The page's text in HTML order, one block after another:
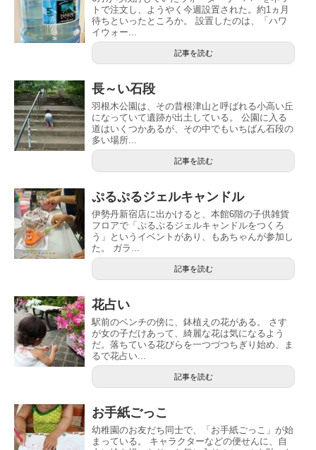
トで注文し、ようやく今週設置された。約1ヵ月
待ちといったところか。 設置したのは、「ハワ
イウォー...
記事を読む
長～い石段
羽根木公園は、その昔根津山と呼ばれる小高い丘
になっていて遺跡が出土している。 公園に入る
道はいくつかあるが、その中でもいちばん石段の
多い場所...
記事を読む
ぷるぷるジェルキャンドル
伊勢丹新宿店に出かけると、本館6階の子供雑貨
フロアで「ぷるぷるジェルキャンドルをつくろ
う」というイベントがあり、もあちゃんが参加し
た。 ガラ...
記事を読む
花占い
駅前のベンチの傍に、鉢植えの花がある。 さす
が女の子だけあって、綺麗な花は気になるよう
だ。落ちている花びらを一つづつちぎり始め、ま
るで花占い...
記事を読む
お手紙ごっこ
幼稚園のお友だち同士で、「お手紙ごっこ」が始
まっている。 キャラクターなどの便せんに、自